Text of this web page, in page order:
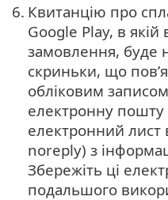
6. Квитанцію про
Google Play, в
замовлення, буде
скриньки, що
обліковим
електронну пошту
електронний лист
noreply) з
Збережіть ці
подальшого